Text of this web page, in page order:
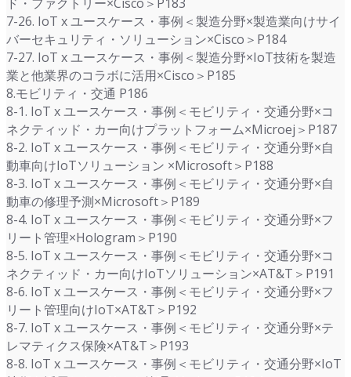
ド・ファクトリー×Cisco＞P183
7-26. IoT x ユースケース・事例＜製造分野×製造業向けサイ
バーセキュリティ・ソリューション×Cisco＞P184
7-27. IoT x ユースケース・事例＜製造分野×IoT技術を製造
業と他業界のコラボに活用×Cisco＞P185
8.モビリティ・交通 P186
8-1. IoT x ユースケース・事例＜モビリティ・交通分野×コ
ネクティッド・カー向けプラットフォーム×Microej＞P187
8-2. IoT x ユースケース・事例＜モビリティ・交通分野×自
動車向けIoTソリューション ×Microsoft＞P188
8-3. IoT x ユースケース・事例＜モビリティ・交通分野×自
動車の修理予測×Microsoft＞P189
8-4. IoT x ユースケース・事例＜モビリティ・交通分野×フ
リート管理×Hologram＞P190
8-5. IoT x ユースケース・事例＜モビリティ・交通分野×コ
ネクティッド・カー向けIoTソリューション×AT&T＞P191
8-6. IoT x ユースケース・事例＜モビリティ・交通分野×フ
リート管理向けIoT×AT&T＞P192
8-7. IoT x ユースケース・事例＜モビリティ・交通分野×テ
レマティクス保険×AT&T＞P193
8-8. IoT x ユースケース・事例＜モビリティ・交通分野×IoT